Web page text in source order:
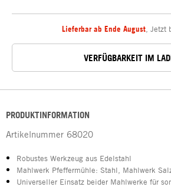
Lieferbar ab Ende August Jetzt
VERFÜGBARKEIT IM
PRODUKTINFORMATION
Artikelnummer 68020
Robustes Werkzeug aus Edelstahl
Mahlwerk Pfeffermühle: Stahl, Mahlwerk
Universeller Einsatz beider Mahlwerke für